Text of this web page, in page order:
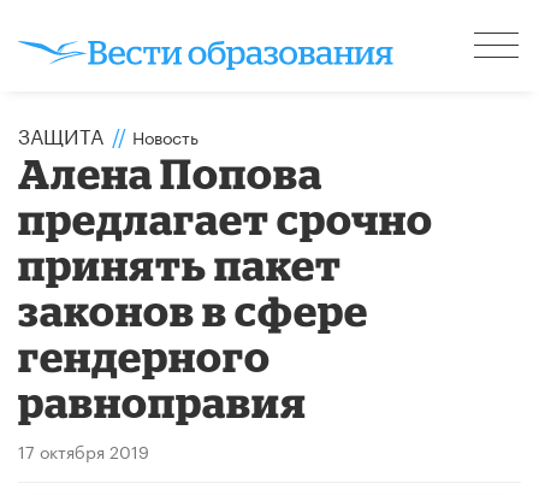
ЗАЩИТА // Новость
Алена Попова
предлагает срочно
принять пакет
законов в сфере
гендерного
равноправия
17 октября 2019